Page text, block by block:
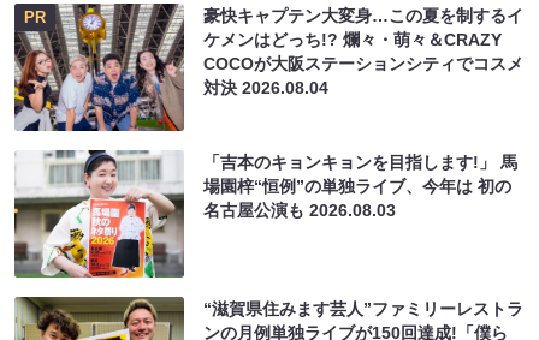
PR
豪快キャプテン大変身…この夏を制するイ
ケメンはどっち!? 爛々・萌々＆CRAZY
COCOが大阪ステーションシティでコスメ
対決2026.08.04
「吉本のキョンキョンを目指します!」 馬
場園梓“恒例”の単独ライブ、今年は 初の
名古屋公演も2026.08.03
“滋賀県住みます芸人”ファミリーレストラ
ンの月例単独ライブが150回達成!「僕ら